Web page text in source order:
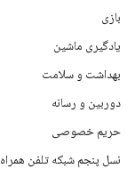
بازی
یادگیری ماشین
بهداشت و سلامت
دوربین و رسانه
حریم خصوصی
نسل پنجم شبکه تلفن همراه